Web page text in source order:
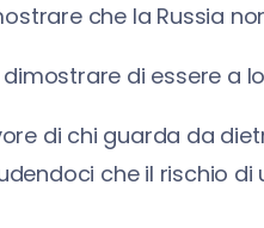
che la Russia
dimostrare di essere a
di chi guarda da
che il rischio